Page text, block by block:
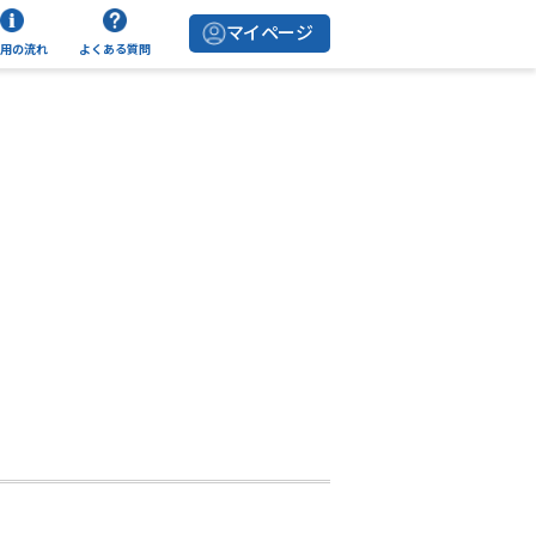
の流れ よくある質問
マイページ